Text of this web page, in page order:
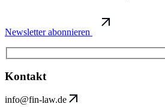
Newsletter abonnieren
Kontakt
info@fin-law.de